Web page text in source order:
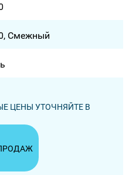
Смежный
ЦЕНЫ УТОЧНЯЙТЕ В